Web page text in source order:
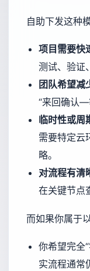
自助下发这种
项目需要快
测试、验证
团队希望减
“来回确认—
临时性或周
需要特定云
略。
对流程有清
在关键节点
而如果你属于
你希望完全
实流程通常